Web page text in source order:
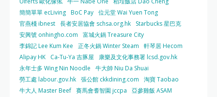
簡簡單單 ecLiving BoC Pay 位元堂 Wai Yuen Tong
官燕棧 ibnest 長者安居協會 schsa.org.hk
Starbucks 星巴克
安興號 onhingho.com
富城火鍋 Treasure City
李錦記 Lee Kum Kee
正冬火鍋 Winter Steam
軒琴居 Hecom
Alipay HK
Ca-Tu-Ya 吉豚屋
康樂及文化事務署 lcsd.gov.hk
永年士多 Wing Nin Noodle
牛大帥 Niu Da Shuai
勞工處 labour.gov.hk 張公館 ckkdining.com
淘寶 Taobao
牛大人 Master Beef 賽馬會耆智園 jccpa
亞參雞飯 ASAM